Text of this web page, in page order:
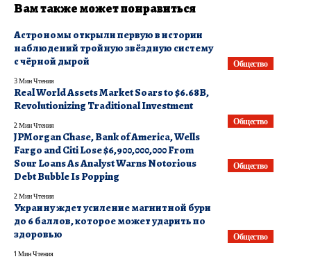
Вам также может понравиться
Общество
Астрономы открыли первую в истории
наблюдений тройную звёздную систему
с чёрной дырой
3 Мин Чтения
Общество
Real World Assets Market Soars to $6.68B,
Revolutionizing Traditional Investment
2 Мин Чтения
Общество
JPMorgan Chase, Bank of America, Wells
Fargo and Citi Lose $6,900,000,000 From
Sour Loans As Analyst Warns Notorious
Debt Bubble Is Popping
2 Мин Чтения
Общество
Украину ждет усиление магнитной бури
до 6 баллов, которое может ударить по
здоровью
1 Мин Чтения